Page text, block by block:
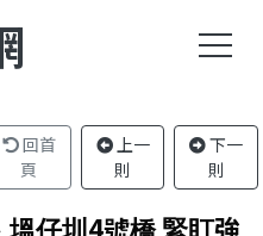
回首
頁
上一
則
下一
則
仔圳4號橋 緊盯強